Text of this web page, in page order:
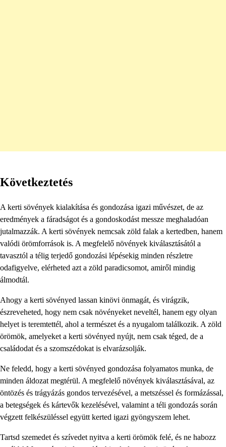
Következtetés
A kerti sövények kialakítása és gondozása igazi művészet, de az
eredmények a fáradságot és a gondoskodást messze meghaladóan
jutalmazzák. A kerti sövények nemcsak zöld falak a kertedben, hanem
valódi örömforrások is. A megfelelő növények kiválasztásától a
tavasztól a télig terjedő gondozási lépésekig minden részletre
odafigyelve, elérheted azt a zöld paradicsomot, amiről mindig
álmodtál.
Ahogy a kerti sövényed lassan kinövi önmagát, és virágzik,
észreveheted, hogy nem csak növényeket neveltél, hanem egy olyan
helyet is teremtettél, ahol a természet és a nyugalom találkozik. A zöld
örömök, amelyeket a kerti sövényed nyújt, nem csak téged, de a
családodat és a szomszédokat is elvarázsolják.
Ne feledd, hogy a kerti sövényed gondozása folyamatos munka, de
minden áldozat megtérül. A megfelelő növények kiválasztásával, az
öntözés és trágyázás gondos tervezésével, a metszéssel és formázással,
a betegségek és kártevők kezelésével, valamint a téli gondozás során
végzett felkészüléssel együtt kerted igazi gyöngyszem lehet.
Tartsd szemedet és szívedet nyitva a kerti örömök felé, és ne habozz